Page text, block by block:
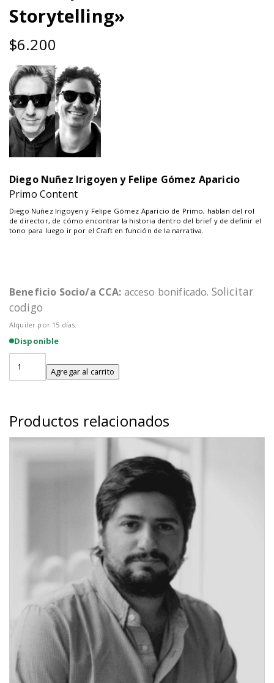
Storytelling»
$6.200
Diego Nuñez Irigoyen y Felipe Gómez Aparicio
Primo Content
Diego Nuñez Irigoyen y Felipe Gómez Aparicio de Primo, hablan del rol
de director, de cómo encontrar la historia dentro del brief y de definir el
tono para luego ir por el Craft en función de la narrativa.
Beneficio Socio/a CCA: acceso bonificado. Solicitar
codigo
Alquiler por 15 días.
Disponible
Craft
CCA
aplicado
al
Storytelling"
Agregar al carrito
Productos relacionados